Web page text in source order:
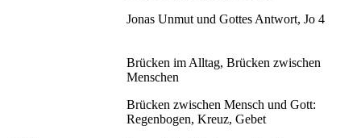
Jonas Unmut und Gottes Antwort, Jo 4
Brücken im Alltag, Brücken zwischen
Menschen
Brücken zwischen Mensch und Gott:
Regenbogen, Kreuz, Gebet